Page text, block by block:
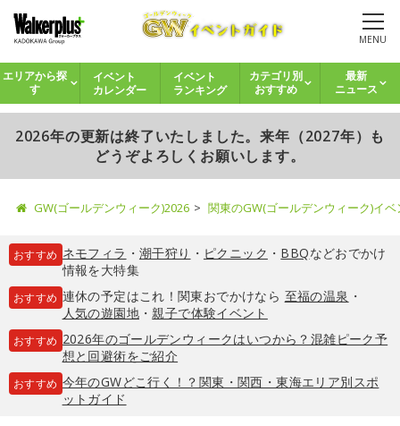
MENU
エリアから探
す
イベント
カレンダー
イベント
ランキング
カテゴリ別
おすすめ
最新
ニュース
2026年の更新は終了いたしました。来年（2027年）も
どうぞよろしくお願いします。
GW(ゴールデンウィーク)2026 関東のGW(ゴールデンウィーク)イ
おすすめ ネモフィラ ・ 潮干狩り ・ ピクニック ・ BBQなどおでかけ
情報を大特集
おすすめ 連休の予定はこれ！関東おでかけなら 至福の温泉 ・
人気の遊園地・親子で体験イベント
おすすめ 2026年のゴールデンウィークはいつから？混雑ピーク予
想と回避術をご紹介
おすすめ 今年のGWどこ行く！？関東・関西・東海エリア別スポ
ットガイド